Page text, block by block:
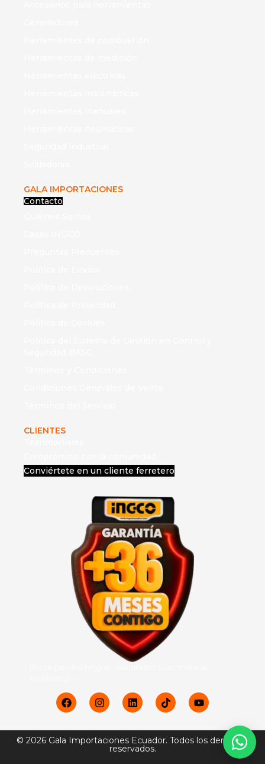
GALA IMPORTACIONES
Contacto
CLIENTES
Conviértete en un cliente ferretero
© 2026 Gala Importaciones Ecuador. Todos los derechos
reservados.